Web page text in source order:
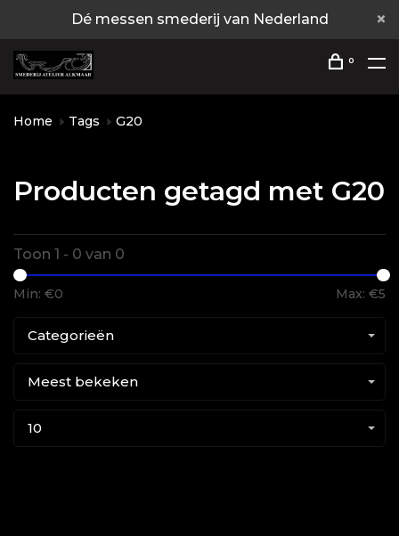
Dé messen smederij van Nederland
0
Home Tags G20
Producten getagd met G20
Toon 1 - 0 van 0
Min: €0 Max: €5
Categorieën
Meest bekeken
10